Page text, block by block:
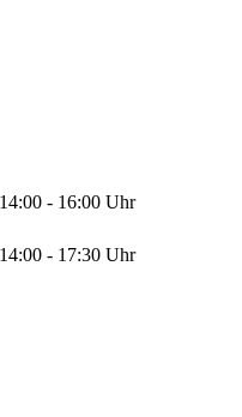
- 16:00 Uhr
- 17:30 Uhr